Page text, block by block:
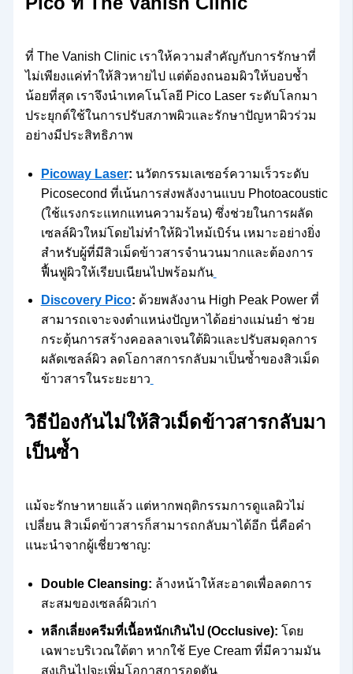
ที่ The Vanish Clinic เราให้ความสำคัญกับการรักษาที่
ไม่เพียงแค่ทำให้สิวหายไป แต่ต้องถนอมผิวให้บอบช้ำ
น้อยที่สุด เราจึงนำเทคโนโลยี Pico Laser ระดับโลกมา
ประยุกต์ใช้ในการปรับสภาพผิวและรักษาปัญหาผิวร่วม
อย่างมีประสิทธิภาพ
Picoway Laser: นวัตกรรมเลเซอร์ความเร็วระดับ
Picosecond ที่เน้นการส่งพลังงานแบบ Photoacoustic
(ใช้แรงกระแทกแทนความร้อน) ซึ่งช่วยในการผลัด
เซลล์ผิวใหม่โดยไม่ทำให้ผิวไหม้เบิร์น เหมาะอย่างยิ่ง
สำหรับผู้ที่มีสิวเม็ดข้าวสารจำนวนมากและต้องการ
ฟื้นฟูผิวให้เรียบเนียนไปพร้อมกัน
Discovery Pico: ด้วยพลังงาน High Peak Power ที่
สามารถเจาะจงตำแหน่งปัญหาได้อย่างแม่นยำ ช่วย
กระตุ้นการสร้างคอลลาเจนใต้ผิวและปรับสมดุลการ
ผลัดเซลล์ผิว ลดโอกาสการกลับมาเป็นซ้ำของสิวเม็ด
ข้าวสารในระยะยาว
วิธีป้องกันไม่ให้สิวเม็ดข้าวสารกลับมา
เป็นซ้ำ
แม้จะรักษาหายแล้ว แต่หากพฤติกรรมการดูแลผิวไม่
เปลี่ยน สิวเม็ดข้าวสารก็สามารถกลับมาได้อีก นี่คือคำ
แนะนำจากผู้เชี่ยวชาญ:
Double Cleansing: ล้างหน้าให้สะอาดเพื่อลดการ
สะสมของเซลล์ผิวเก่า
หลีกเลี่ยงครีมที่เนื้อหนักเกินไป (Occlusive): โดย
เฉพาะบริเวณใต้ตา หากใช้ Eye Cream ที่มีความมัน
สูงเกินไปจะเพิ่มโอกาสการอุดตัน